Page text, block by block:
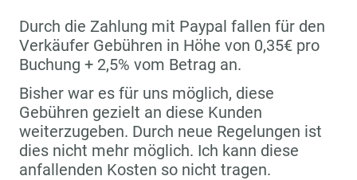
Durch die Zahlung mit Paypal fallen für den
Verkäufer Gebühren in Höhe von 0,35€ pro
Buchung + 2,5% vom Betrag an.
Bisher war es für uns möglich, diese
Gebühren gezielt an diese Kunden
weiterzugeben. Durch neue Regelungen ist
dies nicht mehr möglich. Ich kann diese
anfallenden Kosten so nicht tragen.